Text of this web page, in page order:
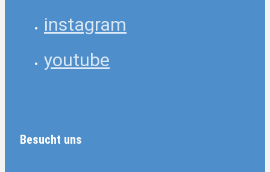
instagram
youtube
Besucht uns